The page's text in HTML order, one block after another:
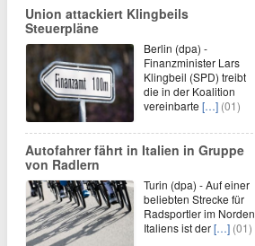
Union attackiert Klingbeils
Steuerpläne
Berlin (dpa) -
Finanzminister Lars
Klingbeil (SPD) treibt
die in der Koalition
vereinbarte […] (01)
Autofahrer fährt in Italien in Gruppe
von Radlern
Turin (dpa) - Auf einer
beliebten Strecke für
Radsportler im Norden
Italiens ist der[…] (01)